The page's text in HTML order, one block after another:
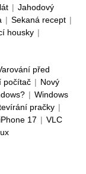
| Jahodový
| Sekaná recept |
housky |
před
počítač | Nový
| Windows
pračky |
iPhone 17 | VLC